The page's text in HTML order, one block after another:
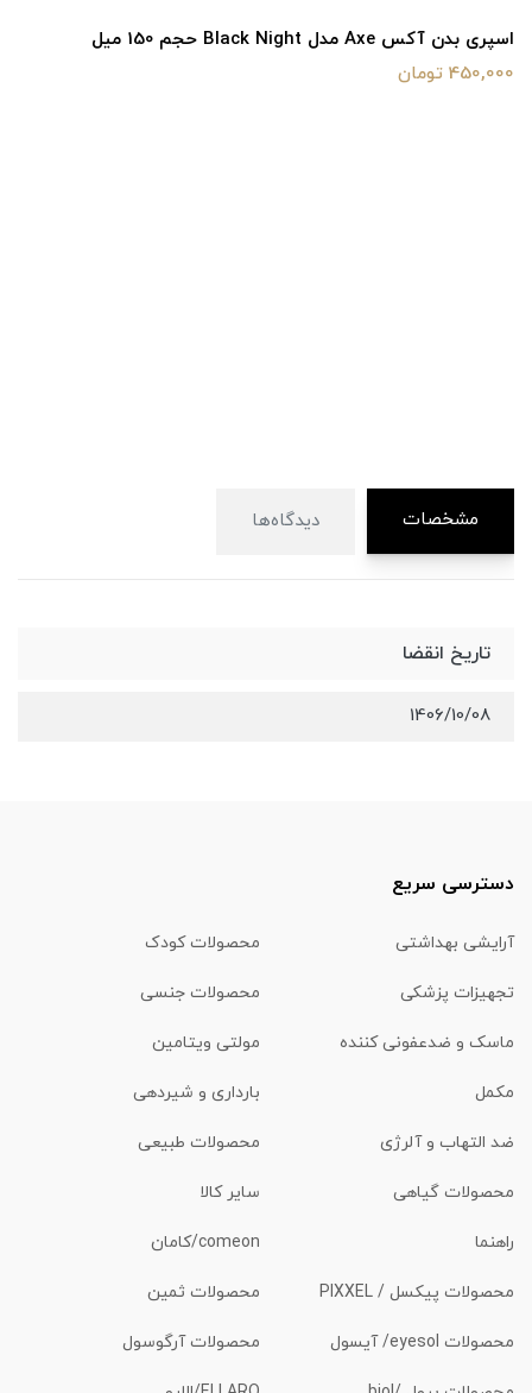
اسپری بدن آکس Axe مدل Black Night حجم 150 میل
450,000 تومان
مشخصات دیدگاه‌ها
تاریخ انقضا
1406/10/08
دسترسی سریع
آرایشی بهداشتی محصولات کودک
تجهیزات پزشکی محصولات جنسی
ماسک و ضدعفونی کننده مولتی ویتامین
مکمل بارداری و شیردهی
ضد التهاب و آلرژی محصولات طبیعی
محصولات گیاهی سایر کالا
راهنما comeon/کامان
محصولات پیکسل / PIXXEL محصولات ثمین
محصولات eyesol/ آیسول محصولات آرگوسول